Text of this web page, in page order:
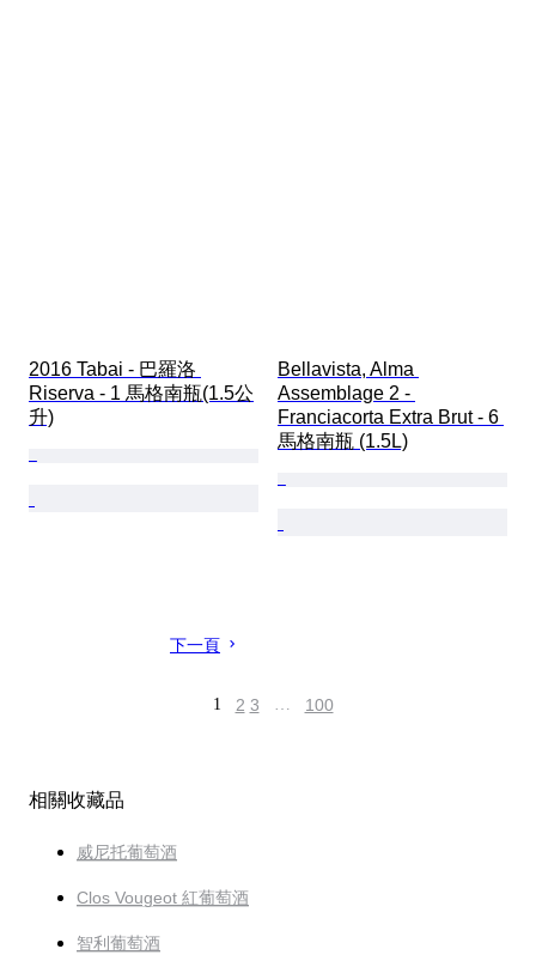
2016 Tabai - 巴羅洛
Riserva - 1 馬格南瓶(1.5公
升)
Bellavista, Alma
Assemblage 2 -
Franciacorta Extra Brut - 6
馬格南瓶 (1.5L)
下一頁
1 2 3 … 100
相關收藏品
威尼托葡萄酒
Clos Vougeot 紅葡萄酒
智利葡萄酒